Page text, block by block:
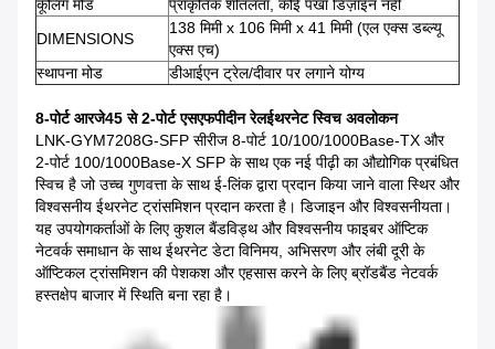
कूलिंग मोड
प्राकृतिक शीतलता, कोई पंखा डिज़ाइन नहीं
DIMENSIONS
138 मिमी x 106 मिमी x 41 मिमी (एल एक्स डब्ल्यू
एक्स एच)
स्थापना मोड
डीआईएन ट्रेल/दीवार पर लगाने योग्य
8-पोर्ट आरजे45 से 2-पोर्ट एसएफपीदीन रेलईथरनेट स्विच अवलोकन
LNK-GYM7208G-SFP सीरीज 8-पोर्ट 10/100/1000Base-TX और
2-पोर्ट 100/1000Base-X SFP के साथ एक नई पीढ़ी का औद्योगिक प्रबंधित
स्विच है जो उच्च गुणवत्ता के साथ ई-लिंक द्वारा प्रदान किया जाने वाला स्थिर और
विश्वसनीय ईथरनेट ट्रांसमिशन प्रदान करता है। डिजाइन और विश्वसनीयता।
यह उपयोगकर्ताओं के लिए कुशल बैंडविड्थ और विश्वसनीय फाइबर ऑप्टिक
नेटवर्क समाधान के साथ ईथरनेट डेटा विनिमय, अभिसरण और लंबी दूरी के
ऑप्टिकल ट्रांसमिशन की पेशकश और एहसास करने के लिए ब्रॉडबैंड नेटवर्क
हस्तक्षेप बाजार में स्थिति बना रहा है।